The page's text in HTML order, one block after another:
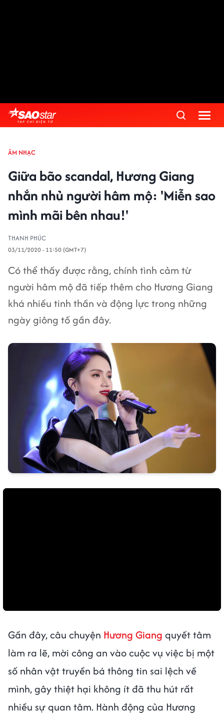
ÂM NHẠC
Giữa bão scandal, Hương Giang
nhắn nhủ người hâm mộ: 'Miễn sao
mình mãi bên nhau!'
THANH PHÚC
03/11/2020 - 11:50 (GMT+7)
Có thể thấy được rằng, chính tình cảm từ
người hâm mộ đã tiếp thêm cho Hương Giang
khá nhiều tinh thần và động lực trong những
ngày giông tố gần đây.
Gần đây, câu chuyện Hương Giang quyết tâm
làm ra lẽ, mời công an vào cuộc vụ việc bị một
số nhân vật truyền bá thông tin sai lệch về
mình, gây thiệt hại không ít đã thu hút rất
nhiều sự quan tâm. Hành động của Hương